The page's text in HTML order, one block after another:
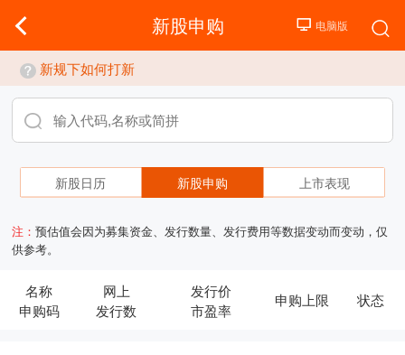
新股申购
新规下如何打新
新股日历 新股申购 上市表现
注：预估值会因为募集资金、发行数量、发行费用等数据变动而变动，仅
供参考。
名称
申购码
网上
发行数
发行价
市盈率
申购上限 状态